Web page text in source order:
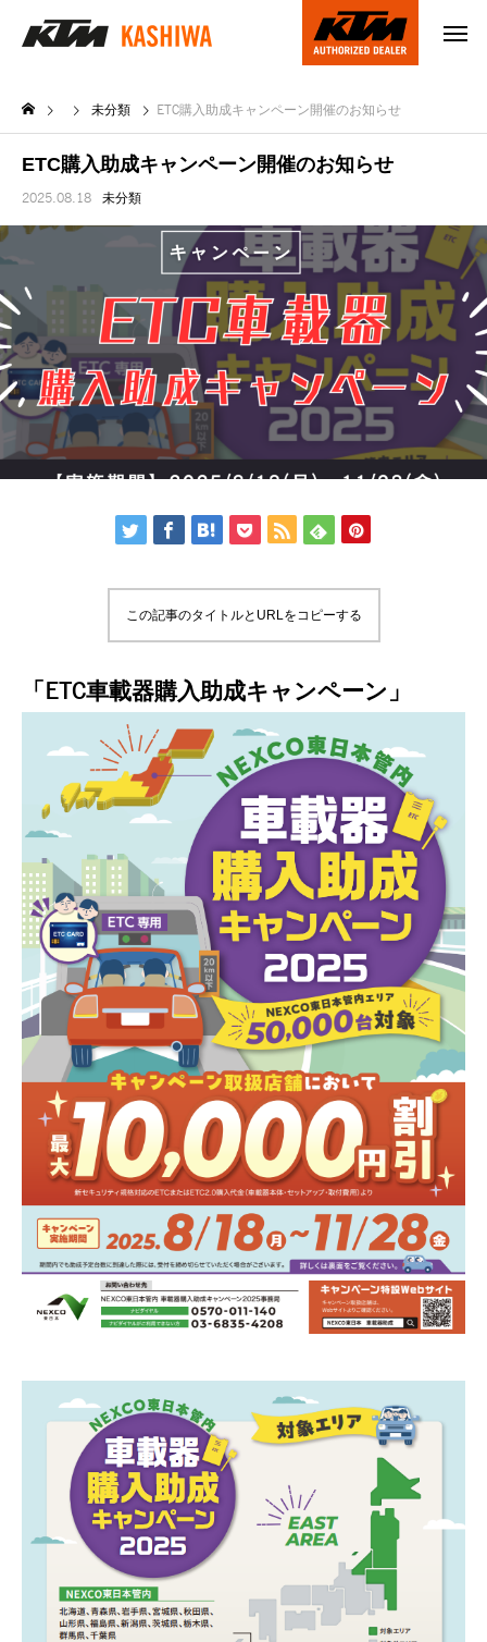
未分類 ETC購入助成キャンペーン開催のお知らせ
ETC購入助成キャンペーン開催のお知らせ
2025.08.18 未分類
この記事のタイトルとURLをコピーする
「ETC車載器購入助成キャンペーン」